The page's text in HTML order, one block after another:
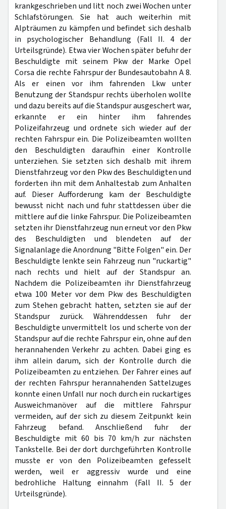
krankgeschrieben und litt noch zwei Wochen unter
Schlafstörungen. Sie hat auch weiterhin mit
Alpträumen zu kämpfen und befindet sich deshalb
in psychologischer Behandlung (Fall II. 4 der
Urteilsgründe). Etwa vier Wochen später befuhr der
Beschuldigte mit seinem Pkw der Marke Opel
Corsa die rechte Fahrspur der Bundesautobahn A 8.
Als er einen vor ihm fahrenden Lkw unter
Benutzung der Standspur rechts überholen wollte
und dazu bereits auf die Standspur ausgeschert war,
erkannte er ein hinter ihm fahrendes
Polizeifahrzeug und ordnete sich wieder auf der
rechten Fahrspur ein. Die Polizeibeamten wollten
den Beschuldigten daraufhin einer Kontrolle
unterziehen. Sie setzten sich deshalb mit ihrem
Dienstfahrzeug vor den Pkw des Beschuldigten und
forderten ihn mit dem Anhaltestab zum Anhalten
auf. Dieser Aufforderung kam der Beschuldigte
bewusst nicht nach und fuhr stattdessen über die
mittlere auf die linke Fahrspur. Die Polizeibeamten
setzten ihr Dienstfahrzeug nun erneut vor den Pkw
des Beschuldigten und blendeten auf der
Signalanlage die Anordnung "Bitte Folgen" ein. Der
Beschuldigte lenkte sein Fahrzeug nun "ruckartig"
nach rechts und hielt auf der Standspur an.
Nachdem die Polizeibeamten ihr Dienstfahrzeug
etwa 100 Meter vor dem Pkw des Beschuldigten
zum Stehen gebracht hatten, setzten sie auf der
Standspur zurück. Währenddessen fuhr der
Beschuldigte unvermittelt los und scherte von der
Standspur auf die rechte Fahrspur ein, ohne auf den
herannahenden Verkehr zu achten. Dabei ging es
ihm allein darum, sich der Kontrolle durch die
Polizeibeamten zu entziehen. Der Fahrer eines auf
der rechten Fahrspur herannahenden Sattelzuges
konnte einen Unfall nur noch durch ein ruckartiges
Ausweichmanöver auf die mittlere Fahrspur
vermeiden, auf der sich zu diesem Zeitpunkt kein
Fahrzeug befand. Anschließend fuhr der
Beschuldigte mit 60 bis 70 km/h zur nächsten
Tankstelle. Bei der dort durchgeführten Kontrolle
musste er von den Polizeibeamten gefesselt
werden, weil er aggressiv wurde und eine
bedrohliche Haltung einnahm (Fall II. 5 der
Urteilsgründe).